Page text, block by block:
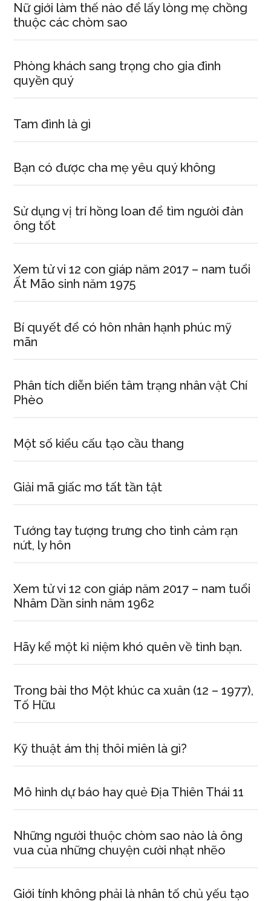
Nữ giới làm thế nào để lấy lòng mẹ chồng
thuộc các chòm sao
Phòng khách sang trọng cho gia đình
quyền quý
Tam đình là gì
Bạn có được cha mẹ yêu quý không
Sử dụng vị trí hồng loan để tìm người đàn
ông tốt
Xem tử vi 12 con giáp năm 2017 – nam tuổi
Ất Mão sinh năm 1975
Bí quyết để có hôn nhân hạnh phúc mỹ
mãn
Phân tích diễn biến tâm trạng nhân vật Chí
Phèo
Một số kiểu cấu tạo cầu thang
Giải mã giấc mơ tất tần tật
Tướng tay tượng trưng cho tình cảm rạn
nứt, ly hôn
Xem tử vi 12 con giáp năm 2017 – nam tuổi
Nhâm Dần sinh năm 1962
Hãy kể một kỉ niệm khó quên về tình bạn.
Trong bài thơ Một khúc ca xuân (12 – 1977),
Tố Hữu
Kỹ thuật ám thị thôi miên là gì?
Mô hình dự báo hay quẻ Địa Thiên Thái 11
Những người thuộc chòm sao nào là ông
vua của những chuyện cười nhạt nhẽo
Giới tính không phải là nhân tố chủ yếu tạo